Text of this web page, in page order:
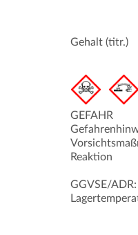
Gehalt (titr.)
GEFAHR
Reaktion
GGVSE/